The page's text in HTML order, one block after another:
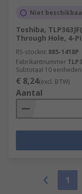
Niet
Toshiba,
Through Hole, 4-
RS-stocknr. 885-1418P
Fabrikantnummer
Subtotaal 10
€ 8,24(excl. BTW)
Aantal
1